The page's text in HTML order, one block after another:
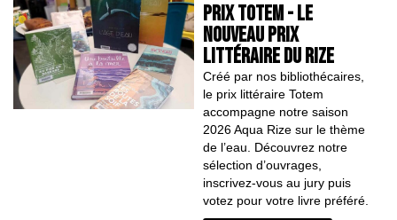
PRIX TOTEM - LE
nouveau PRIX
LITTÉRAIRE dU RIZE
Créé par nos bibliothécaires,
le prix littéraire Totem
accompagne notre saison
2026 Aqua Rize sur le thème
de l’eau. Découvrez notre
sélection d’ouvrages,
inscrivez-vous au jury puis
votez pour votre livre préféré.